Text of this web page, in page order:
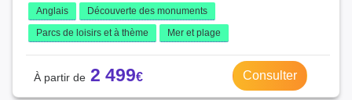
Anglais
Découverte des monuments
Parcs de loisirs et à thème
Mer et plage
2 499 Consulter